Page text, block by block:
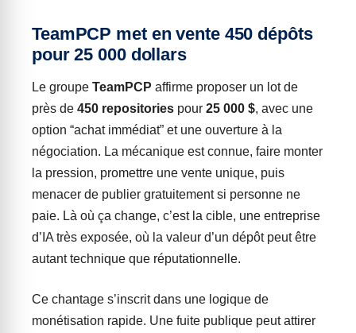
TeamPCP met en vente 450 dépôts
pour 25 000 dollars
Le groupe TeamPCP affirme proposer un lot de
près de 450 repositories pour 25 000 $, avec une
option “achat immédiat” et une ouverture à la
négociation. La mécanique est connue, faire monter
la pression, promettre une vente unique, puis
menacer de publier gratuitement si personne ne
paie. Là où ça change, c’est la cible, une entreprise
d’IA très exposée, où la valeur d’un dépôt peut être
autant technique que réputationnelle.
Ce chantage s’inscrit dans une logique de
monétisation rapide. Une fuite publique peut attirer